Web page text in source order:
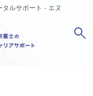
ルサポート - エヌ